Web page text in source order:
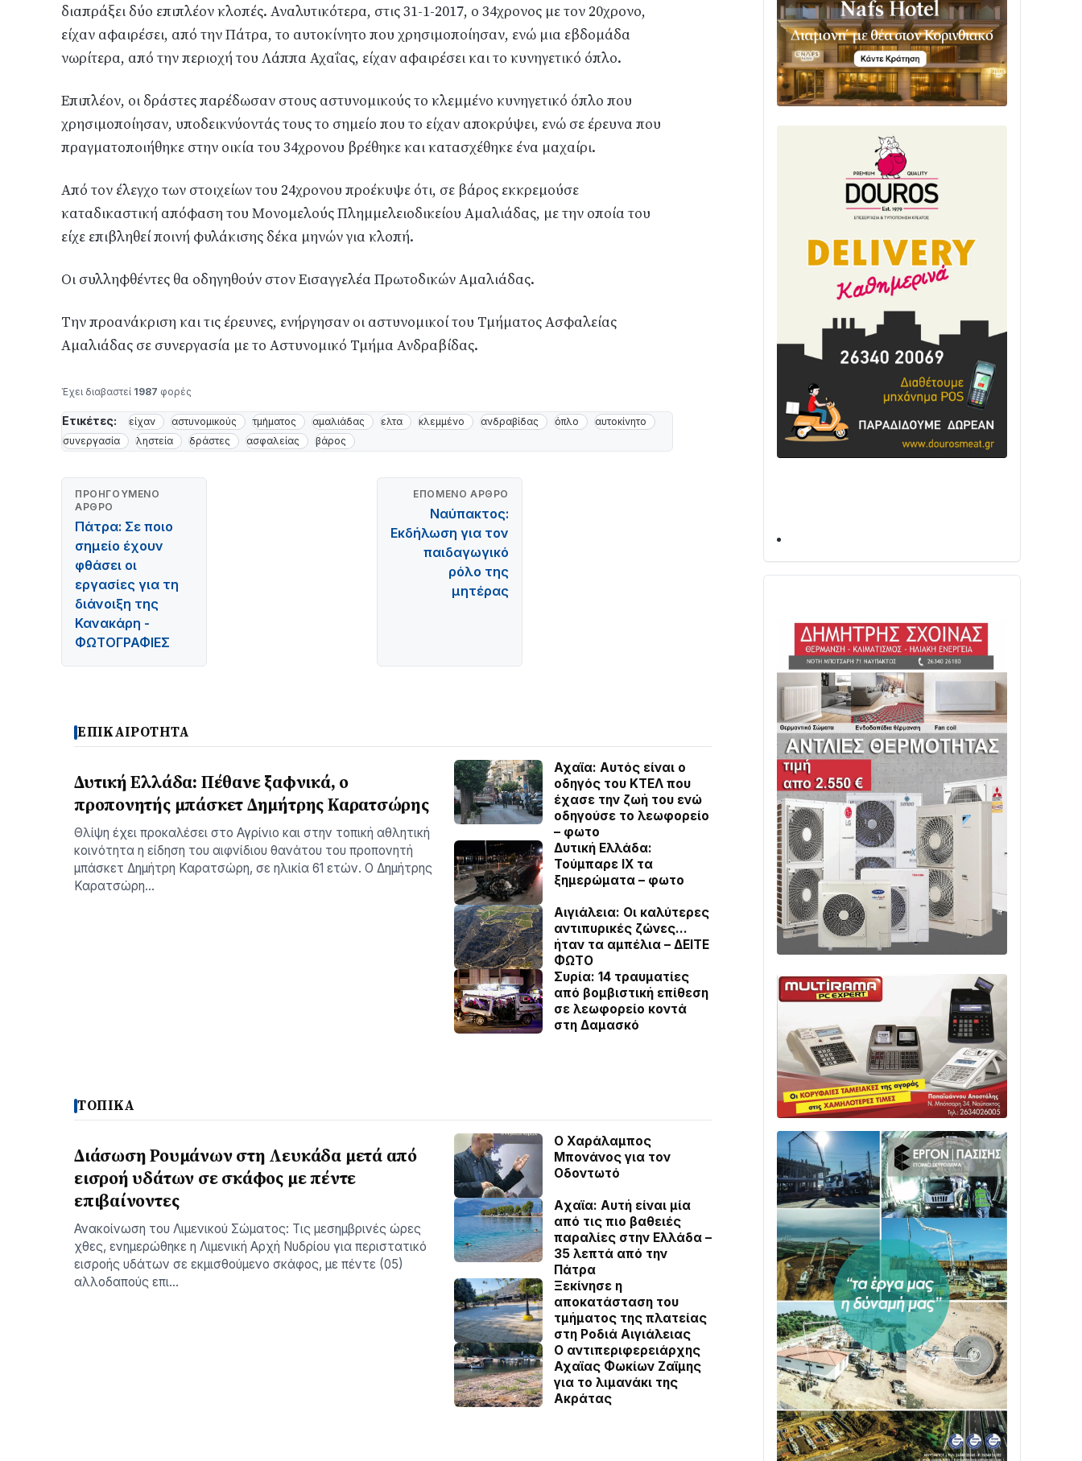
διαπράξει δύο επιπλέον κλοπές. Αναλυτικότερα, στις 31-1-2017, ο 34χρονος με τον 20χρονο,
είχαν αφαιρέσει, από την Πάτρα, το αυτοκίνητο που χρησιμοποίησαν, ενώ μια εβδομάδα
νωρίτερα, από την περιοχή του Λάππα Αχαΐας, είχαν αφαιρέσει και το κυνηγετικό όπλο.
Επιπλέον, οι δράστες παρέδωσαν στους αστυνομικούς το κλεμμένο κυνηγετικό όπλο που
χρησιμοποίησαν, υποδεικνύοντάς τους το σημείο που το είχαν αποκρύψει, ενώ σε έρευνα που
πραγματοποιήθηκε στην οικία του 34χρονου βρέθηκε και κατασχέθηκε ένα μαχαίρι.
Από τον έλεγχο των στοιχείων του 24χρονου προέκυψε ότι, σε βάρος εκκρεμούσε
καταδικαστική απόφαση του Μονομελούς Πλημμελειοδικείου Αμαλιάδας, με την οποία του
είχε επιβληθεί ποινή φυλάκισης δέκα μηνών για κλοπή.
Οι συλληφθέντες θα οδηγηθούν στον Εισαγγελέα Πρωτοδικών Αμαλιάδας.
Την προανάκριση και τις έρευνες, ενήργησαν οι αστυνομικοί του Τμήματος Ασφαλείας
Αμαλιάδας σε συνεργασία με το Αστυνομικό Τμήμα Ανδραβίδας.
Έχει διαβαστεί 1987 φορές
Ετικέτες: είχαν αστυνομικούς τμήματος αμαλιάδας ελτα κλεμμένο ανδραβίδας όπλο
αυτοκίνητο
συνεργασία
ληστεία δράστες ασφαλείας βάρος
ΠΡΟΗΓΟΎΜΕΝΟ
ΆΡΘΡΟ
Πάτρα: Σε ποιο
σημείο έχουν
φθάσει οι
εργασίες για τη
διάνοιξη της
Κανακάρη -
ΦΩΤΟΓΡΑΦΙΕΣ
ΕΠΌΜΕΝΟ ΆΡΘΡΟ
Ναύπακτος:
Εκδήλωση για τον
παιδαγωγικό
ρόλο της
μητέρας
ΕΠΙΚΑΙΡΟΤΗΤΑ
Δυτική Ελλάδα: Πέθανε ξαφνικά, ο
προπονητής μπάσκετ Δημήτρης Καρατσώρης
Θλίψη έχει προκαλέσει στο Αγρίνιο και στην τοπική αθλητική
κοινότητα η είδηση του αιφνίδιου θανάτου του προπονητή
μπάσκετ Δημήτρη Καρατσώρη, σε ηλικία 61 ετών. Ο Δημήτρης
Καρατσώρη…
Αχαϊα: Αυτός είναι ο
οδηγός του ΚΤΕΛ που
έχασε την ζωή του ενώ
οδηγούσε το λεωφορείο
– φωτο
Δυτική Ελλάδα:
Τούμπαρε ΙΧ τα
ξημερώματα – φωτο
Αιγιάλεια: Οι καλύτερες
αντιπυρικές ζώνες…
ήταν τα αμπέλια – ΔΕΙΤΕ
ΦΩΤΟ
Συρία: 14 τραυματίες
από βομβιστική επίθεση
σε λεωφορείο κοντά
στη Δαμασκό
ΤΟΠΙΚΑ
Διάσωση Ρουμάνων στη Λευκάδα μετά από
εισροή υδάτων σε σκάφος με πέντε
επιβαίνοντες
Ανακοίνωση του Λιμενικού Σώματος: Τις μεσημβρινές ώρες
χθες, ενημερώθηκε η Λιμενική Αρχή Νυδρίου για περιστατικό
εισροής υδάτων σε εκμισθούμενο σκάφος, με πέντε (05)
αλλοδαπούς επι…
Ο Χαράλαμπος
Μπονάνος για τον
Οδοντωτό
Aχαϊα: Αυτή είναι μία
από τις πιο βαθειές
παραλίες στην Ελλάδα –
35 λεπτά από την
Πάτρα
Ξεκίνησε η
αποκατάσταση του
τμήματος της πλατείας
στη Ροδιά Αιγιάλειας
O αντιπεριφερειάρχης
Αχαϊας Φωκίων Ζαϊμης
για το λιμανάκι της
Ακράτας